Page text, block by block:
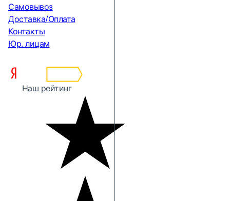
Самовывоз
Доставка/Оплата
Контакты
Юр. лицам
Наш рейтинг